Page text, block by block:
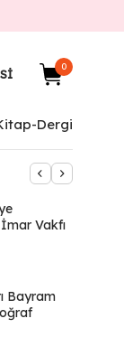
0
Dergi
Vakfı
Bayram